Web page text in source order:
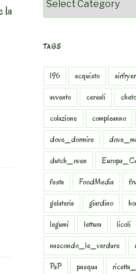
la
TAGS
196 acquisto airfryer
avvento
cereali cheto
colazione
compleanno
dove_dormire
dutch_oven
festa
FoodMedia
gelateria
giardino
legumi
lettura licoli
nascondo_le_verdure
PaP
pasqua